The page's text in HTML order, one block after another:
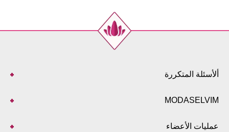
ألأسئلة المتكررة
MODASELVIM
عمليات الأعضاء